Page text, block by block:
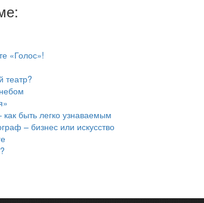
«Голос»!
театр?
как быть легко узнаваемым
– бизнес или искусство